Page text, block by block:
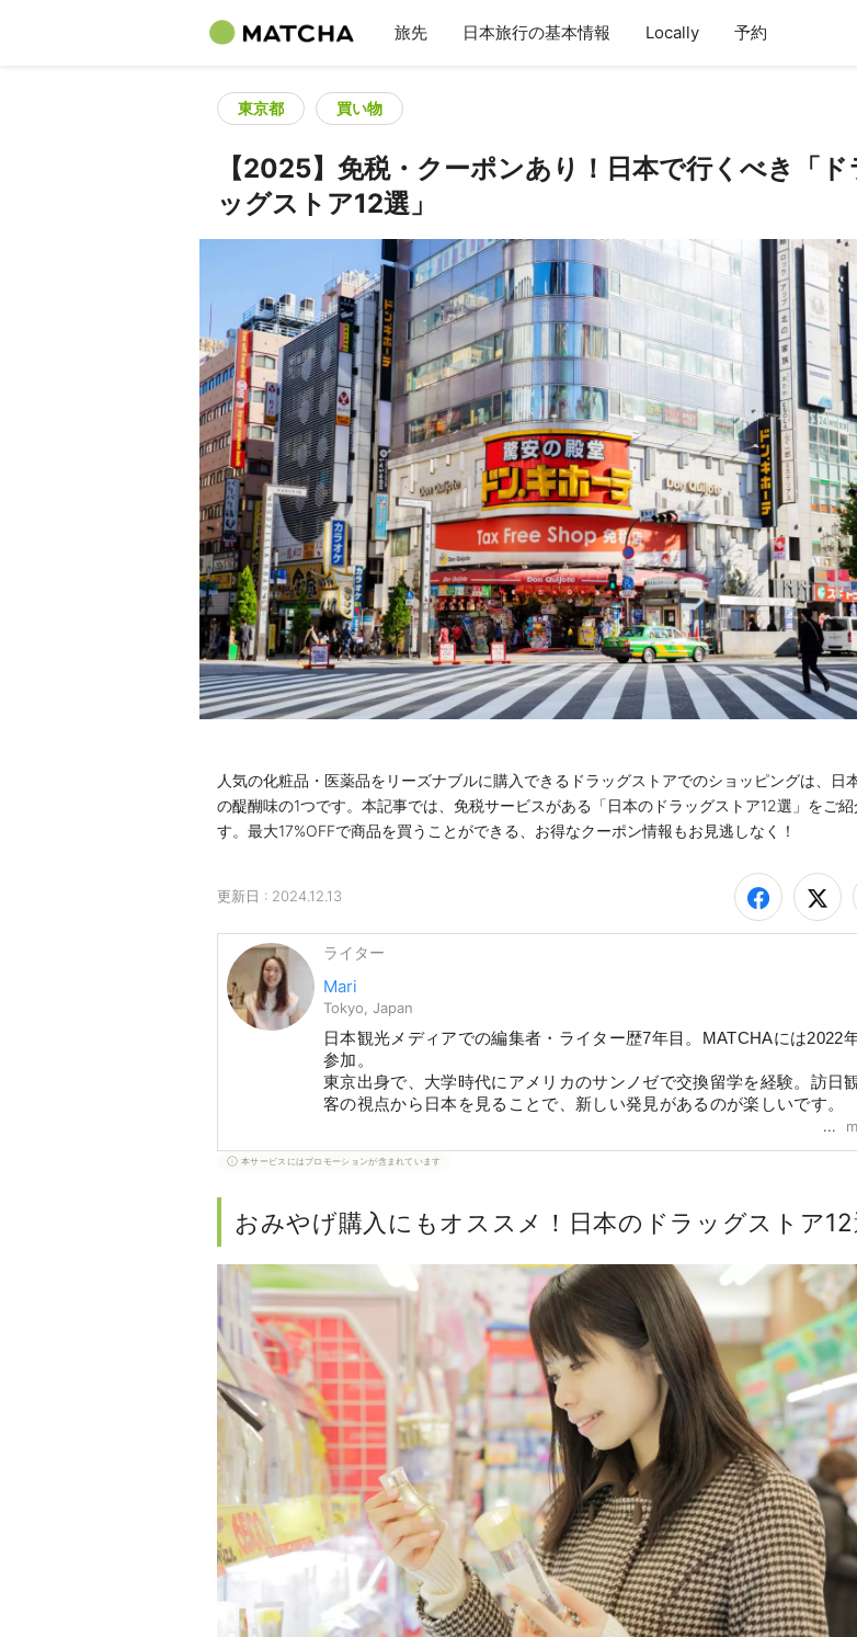
旅先 日本旅行の基本情報 Locally 予約
東京都 買い物
【2025】免税・クーポンあり！日本で行くべき「ド
ッグストア12選」
人気の化粧品・医薬品をリーズナブルに購入できるドラッグストアでのショッピングは、日
の醍醐味の1つです。本記事では、免税サービスがある「日本のドラッグストア12選」をご紹
す。最大17%OFFで商品を買うことができる、お得なクーポン情報もお見逃しなく！
更新日 : 2024.12.13
ライター
Mari
Tokyo, Japan
日本観光メディアでの編集者・ライター歴7年目。MATCHAには2022
参加。
東京出身で、大学時代にアメリカのサンノゼで交換留学を経験。訪日
客の視点から日本を見ることで、新しい発見があるのが楽しいです。
好きなこと：散歩、コーヒー、アート、映画、旅行
好きな場所：新宿御苑、一色海岸、熊本の阿蘇
本サービスにはプロモーションが含まれています
おみやげ購入にもオススメ！日本のドラッグストア12